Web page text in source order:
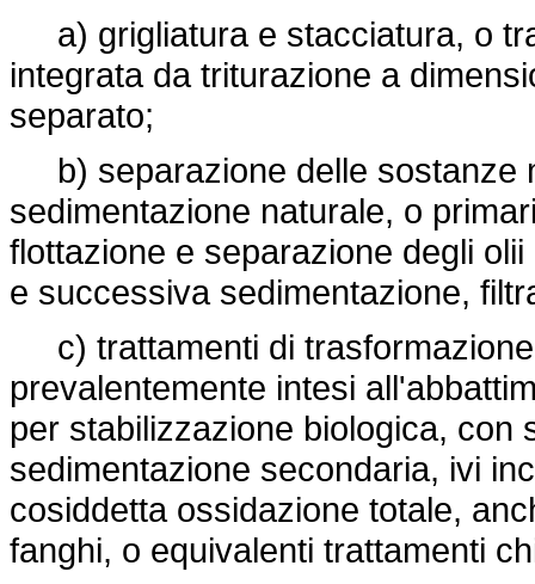
a) grigliatura e stacciatura, o
integrata da triturazione a
separato;
b) separazione delle sostanze
sedimentazione naturale, o
flottazione e separazione degli
e successiva sedimentazione,
c) trattamenti di
prevalentemente intesi
per stabilizzazione biologica, con
sedimentazione secondaria, ivi
cosiddetta ossidazione totale,
fanghi, o equivalenti trattamenti